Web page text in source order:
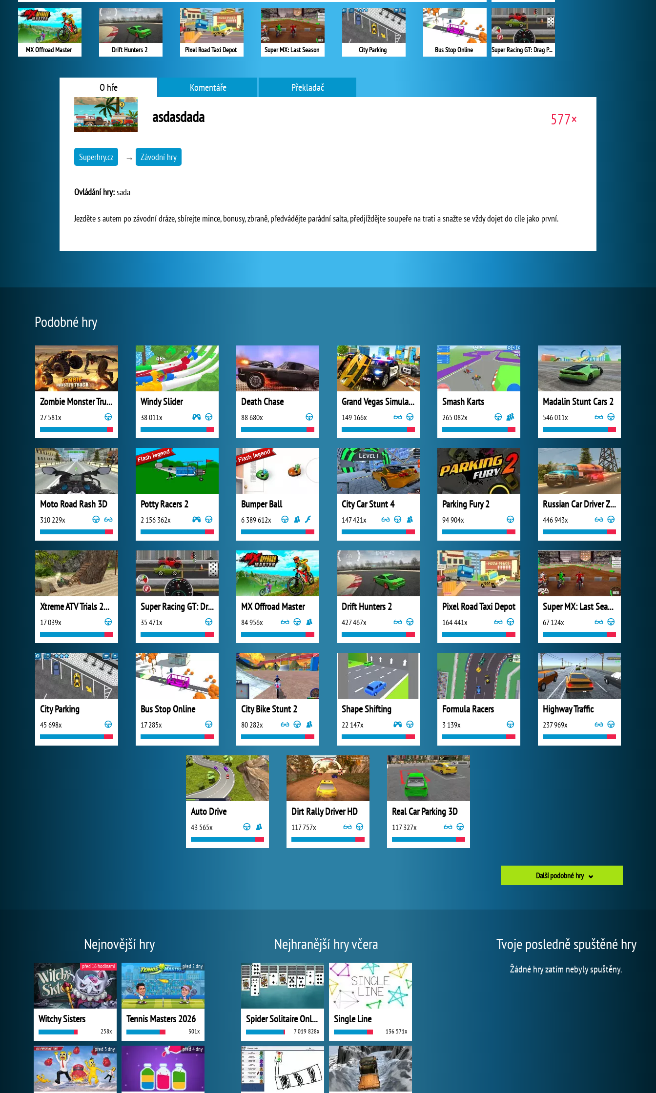
Super Racing GT: Drag Pro
MX Offroad Master Drift Hunters 2 Pixel Road Taxi Depot Super MX: Last Season City Parking Bus Stop Online
O hře Komentáře Překladač
asdasdada 577×
Superhry.cz → Závodní hry
Ovládání hry:sada
Jezděte s autem po závodní dráze, sbírejte mince, bonusy, zbraně, předvádějte parádní salta, předjíždějte soupeře na trati a snažte se vždy dojet do cíle jako první.
Podobné hry
Zombie Monster Truck
27 581x
Windy Slider
38 011x
Death Chase
88 680x
Grand Vegas Simulator
149 166x
Smash Karts
265 082x
Madalin Stunt Cars 2
546 011x
Moto Road Rash 3D
310 229x
Potty Racers 2
2 156 362x
Bumper Ball
6 389 612x
City Car Stunt 4
147 421x
Parking Fury 2
94 904x
Russian Car Driver ZIL 130
446 943x
Xtreme ATV Trials 2021
17 039x
Super Racing GT: Drag Pro
35 471x
MX Offroad Master
84 956x
Drift Hunters 2
427 467x
Pixel Road Taxi Depot
164 441x
Super MX: Last Season
67 124x
City Parking
45 698x
Bus Stop Online
17 285x
City Bike Stunt 2
80 282x
Shape Shifting
22 147x
Formula Racers
3 139x
Highway Traffic
237 969x
Auto Drive
43 565x
Dirt Rally Driver HD
117 757x
Real Car Parking 3D
117 327x
Další podobné hry
Nejnovější hry
Witchy Sisters
258x
před 16 hodinami
Tennis Masters 2026
301x
před 2 dny
před 3 dny před 4 dny
Nejhranější hry včera
Spider Solitaire Online
7 019 828x
Single Line
136 571x
Tvoje posledně spuštěné hry
Žádné hry zatím nebyly spuštěny.